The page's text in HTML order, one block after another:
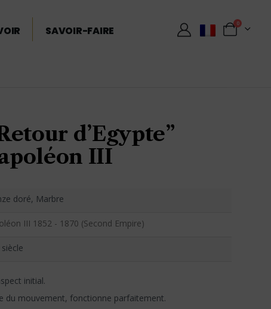
SAVOIR-FAIRE
0
d’Egypte”
III
doré, Marbre
III 1852 - 1870 (Second Empire)
siècle
initial.
du mouvement, fonctionne parfaitement.